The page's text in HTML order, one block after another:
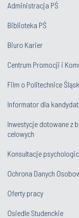
Administracja PŚ
Biblioteka PŚ
Biuro Karier
Centrum Promocji i
Film o Politechnice
Informator dla
Inwestycje dotowane z
celowych
Konsultacje
Ochrona Danych
Oferty pracy
Osiedle Studenckie